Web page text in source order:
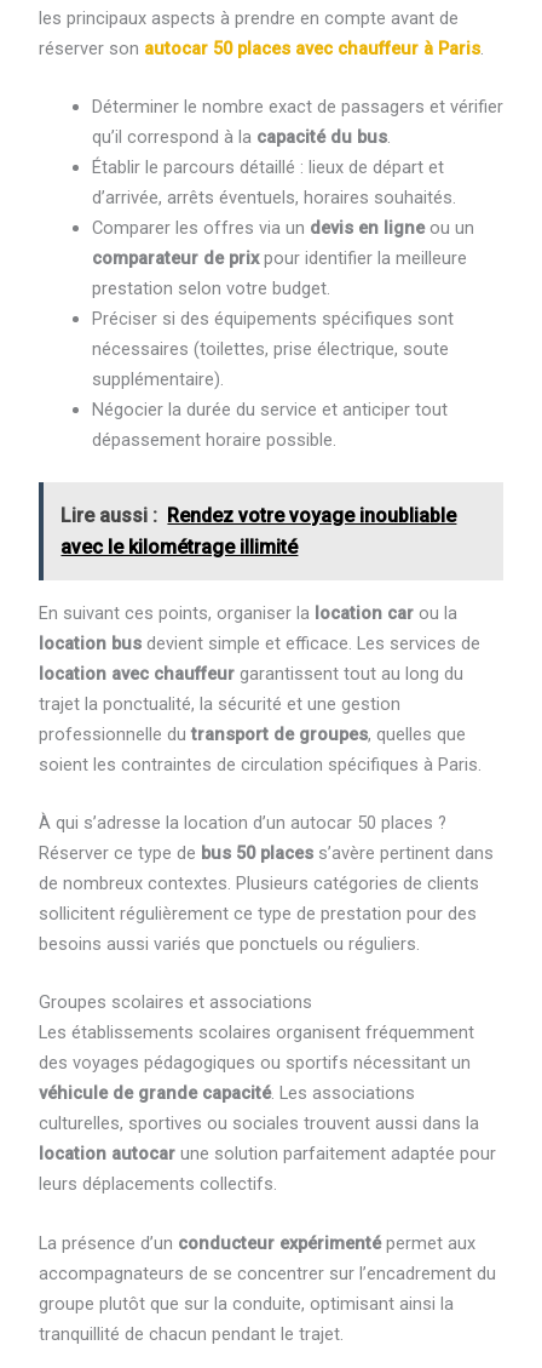
les principaux aspects à prendre en compte avant de
réserver son autocar 50 places avec chauffeur à Paris.
Déterminer le nombre exact de passagers et vérifier
qu’il correspond à la capacité du bus.
Établir le parcours détaillé : lieux de départ et
d’arrivée, arrêts éventuels, horaires souhaités.
Comparer les offres via un devis en ligneou un
comparateur de prixpour identifier la meilleure
prestation selon votre budget.
Préciser si des équipements spécifiques sont
nécessaires (toilettes, prise électrique, soute
supplémentaire).
Négocier la durée du service et anticiper tout
dépassement horaire possible.
Lire aussi : Rendez votre voyage inoubliable
avec le kilométrage illimité
En suivant ces points, organiser la location carou la
location busdevient simple et efficace. Les services de
location avec chauffeurgarantissent tout au long du
trajet la ponctualité, la sécurité et une gestion
professionnelle dutransport de groupes, quelles que
soient les contraintes de circulation spécifiques à Paris.
À qui s’adresse la location d’un autocar 50 places ?
Réserver ce type de bus 50 placess’avère pertinent dans
de nombreux contextes. Plusieurs catégories de clients
sollicitent régulièrement ce type de prestation pour des
besoins aussi variés que ponctuels ou réguliers.
Groupes scolaires et associations
Les établissements scolaires organisent fréquemment
des voyages pédagogiques ou sportifs nécessitant un
véhicule de grande capacité. Les associations
culturelles, sportives ou sociales trouvent aussi dans la
location autocarune solution parfaitement adaptée pour
leurs déplacements collectifs.
La présence d’un conducteur expérimentépermet aux
accompagnateurs de se concentrer sur l’encadrement du
groupe plutôt que sur la conduite, optimisant ainsi la
tranquillité de chacun pendant le trajet.